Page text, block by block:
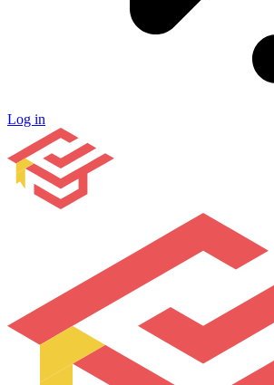
Log in